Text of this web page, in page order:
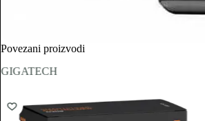
Povezani proizvodi
GIGATECH